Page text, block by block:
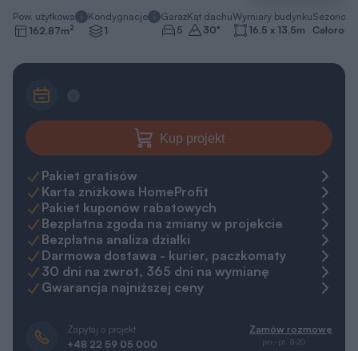
Pow. użytkowa
162,87m2
Kondygnacje
1
Garaż
5
Kąt dachu
30°
Wymiary budynku
16,5 x 13,5m
Kup projekt
Pakiet gratisów
Karta zniżkowa HomeProfit
Pakiet kuponów rabatowych
Bezpłatna zgoda na zmiany w projekcie
Bezpłatna analiza działki
Darmowa dostawa - kurier, paczkomaty
30 dni na zwrot, 365 dni na wymianę
Gwarancja najniższej ceny
Zapytaj o projekt
+48 22 59 05 000
Zamów rozmowę
pn.-pt. 8-20